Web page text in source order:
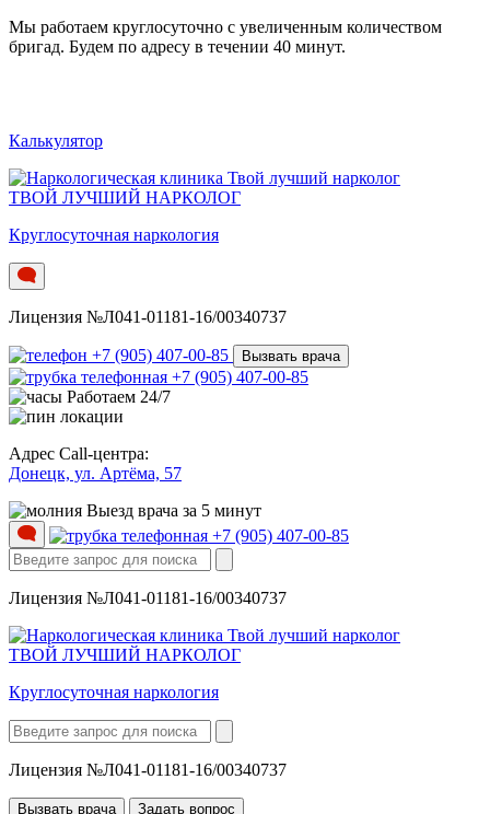
Мы работаем круглосуточно c увеличенным количеством
бригад. Будем по адресу в течении 40 минут.
Калькулятор
ТВОЙ ЛУЧШИЙ НАРКОЛОГ
Круглосуточная наркология
Лицензия №Л041-01181-16/00340737
+7 (905) 407-00-85 Вызвать врача
+7 (905) 407-00-85
Работаем 24/7
Адрес Call-центра:
Донецк, ул. Артёма, 57
Выезд врача за 5 минут
+7 (905) 407-00-85
Лицензия №Л041-01181-16/00340737
ТВОЙ ЛУЧШИЙ НАРКОЛОГ
Круглосуточная наркология
Лицензия №Л041-01181-16/00340737
Вызвать врача Задать вопрос